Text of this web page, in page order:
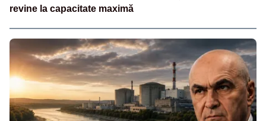
revine la capacitate maximă